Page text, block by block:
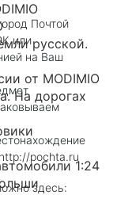
русской.
от MODIMIO
На дорогах
1:24
Почтой
или
на Ваш
pochta.ru
здесь: